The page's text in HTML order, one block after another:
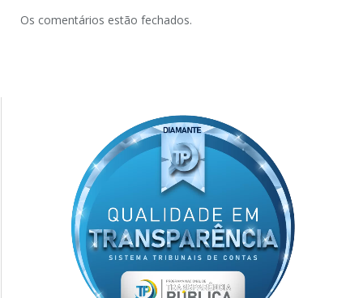
Os comentários estão fechados.